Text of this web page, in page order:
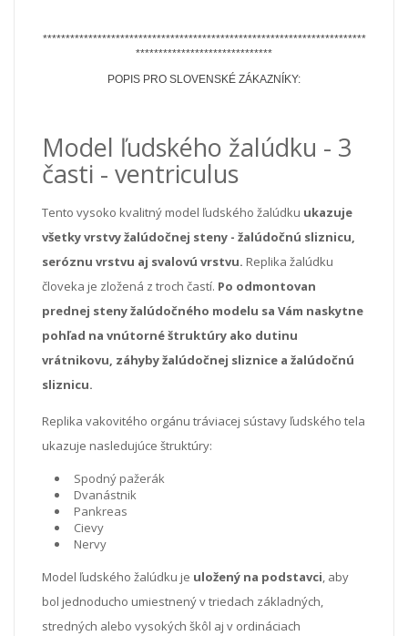
***********************************************************************
******************************
POPIS PRO SLOVENSKÉ ZÁKAZNÍKY:
Model ľudského žalúdku - 3
časti - ventriculus
Tento vysoko kvalitný model ľudského žalúdku ukazuje
všetky vrstvy žalúdočnej steny - žalúdočnú sliznicu,
seróznu vrstvu aj svalovú vrstvu. Replika žalúdku
človeka je zložená z troch častí. Po odmontovan
prednej steny žalúdočného modelu sa Vám naskytne
pohľad na vnútorné štruktúry ako dutinu
vrátnikovu, záhyby žalúdočnej sliznice a žalúdočnú
sliznicu.
Replika vakovitého orgánu tráviacej sústavy ľudského tela
ukazuje nasledujúce štruktúry:
Spodný pažerák
Dvanástnik
Pankreas
Cievy
Nervy
Model ľudského žalúdku je uložený na podstavci, aby
bol jednoducho umiestnený v triedach základných,
stredných alebo vysokých škôl aj v ordináciach